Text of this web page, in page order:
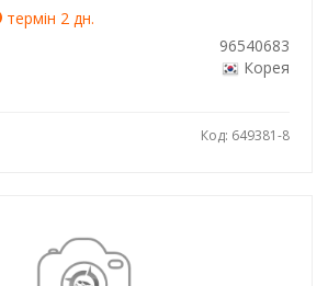
термін 2 дн.
96540683
Корея
Код: 649381-8